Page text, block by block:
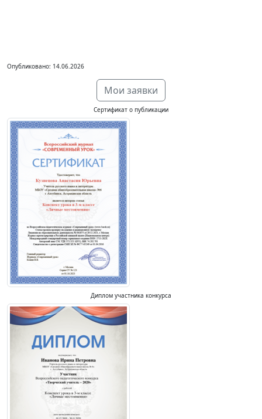
Опубликовано: 14.06.2026
Мои заявки
Сертификат о публикации
Диплом участника конкурса